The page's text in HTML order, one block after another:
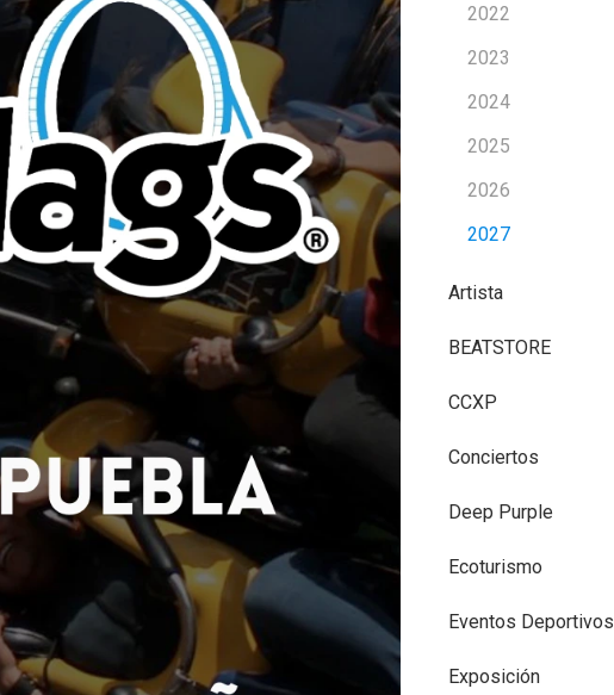
2022
2023
2024
2025
2026
2027
Artista
BEATSTORE
CCXP
Conciertos
Deep Purple
Ecoturismo
Eventos Deportivos
Exposición